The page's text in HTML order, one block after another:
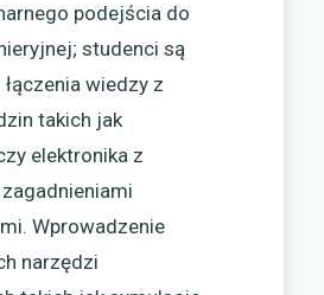
podejścia do
studenci są
wiedzy z
takich jak
elektronika z
Wprowadzenie
narzędzi